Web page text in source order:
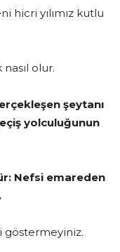
hicri yılımız kutlu
olur.
şeytanı
yolculuğunun
Nefsi emareden
göstermeyiniz.